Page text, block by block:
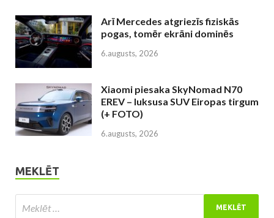
Arī Mercedes atgriezīs fiziskās
pogas, tomēr ekrāni dominēs
6.augusts, 2026
Xiaomi piesaka SkyNomad N70
EREV – luksusa SUV Eiropas tirgum
(+ FOTO)
6.augusts, 2026
MEKLĒT